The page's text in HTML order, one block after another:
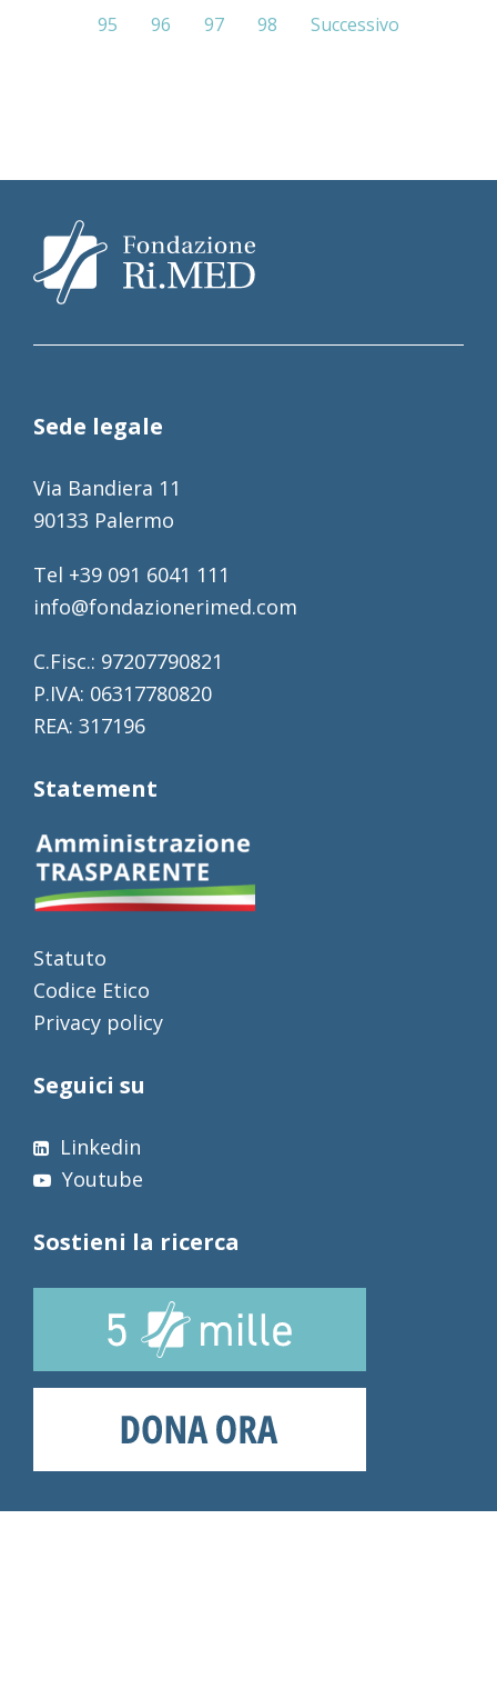
95
96 97 98 Successivo
Sede legale
Via Bandiera 11
90133 Palermo
Tel +39 091 6041 111
info@fondazionerimed.com
C.Fisc.: 97207790821
P.IVA: 06317780820
REA: 317196
Statement
Statuto
Codice Etico
Privacy policy
Seguici su
Linkedin
Youtube
Sostieni la ricerca